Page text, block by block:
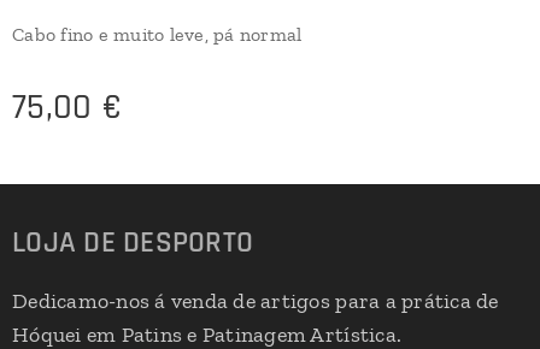
Cabo fino e muito leve, pá normal
75,00 €
LOJA DE DESPORTO
Dedicamo-nos á venda de artigos para a prática de
Hóquei em Patins e Patinagem Artística.